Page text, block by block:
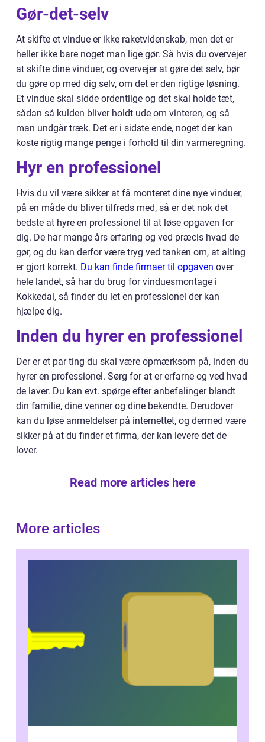
Gør-det-selv
At skifte et vindue er ikke raketvidenskab, men det er
heller ikke bare noget man lige gør. Så hvis du overvejer
at skifte dine vinduer, og overvejer at gøre det selv, bør
du gøre op med dig selv, om det er den rigtige løsning.
Et vindue skal sidde ordentlige og det skal holde tæt,
sådan så kulden bliver holdt ude om vinteren, og så
man undgår træk. Det er i sidste ende, noget der kan
koste rigtig mange penge i forhold til din varmeregning.
Hyr en professionel
Hvis du vil være sikker at få monteret dine nye vinduer,
på en måde du bliver tilfreds med, så er det nok det
bedste at hyre en professionel til at løse opgaven for
dig. De har mange års erfaring og ved præcis hvad de
gør, og du kan derfor være tryg ved tanken om, at alting
er gjort korrekt. Du kan finde firmaer til opgaven over
hele landet, så har du brug for vinduesmontage i
Kokkedal, så finder du let en professionel der kan
hjælpe dig.
Inden du hyrer en professionel
Der er et par ting du skal være opmærksom på, inden du
hyrer en professionel. Sørg for at er erfarne og ved hvad
de laver. Du kan evt. spørge efter anbefalinger blandt
din familie, dine venner og dine bekendte. Derudover
kan du løse anmeldelser på internettet, og dermed være
sikker på at du finder et firma, der kan levere det de
lover.
Read more articles here
More articles